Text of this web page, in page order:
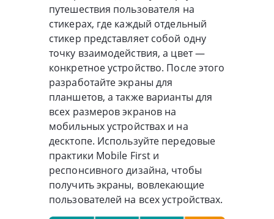
путешествия пользователя на
стикерах, где каждый отдельный
стикер представляет собой одну
точку взаимодействия, а цвет —
конкретное устройство. После этого
разработайте экраны для
планшетов, а также варианты для
всех размеров экранов на
мобильных устройствах и на
десктопе. Используйте передовые
практики Mobile First и
респонсивного дизайна, чтобы
получить экраны, вовлекающие
пользователей на всех устройствах.